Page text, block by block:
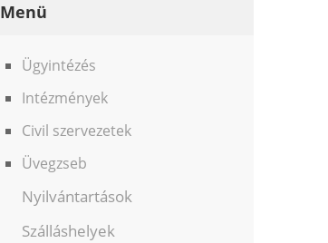
Menü
Ügyintézés
Intézmények
Civil szervezetek
Üvegzseb
Nyilvántartások
Szálláshelyek